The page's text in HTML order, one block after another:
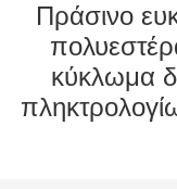
ΠΟΙΟΤΙΚΌΣ
ΈΛΕΓΧΟΣ
Πράσινο
κύκλωμα